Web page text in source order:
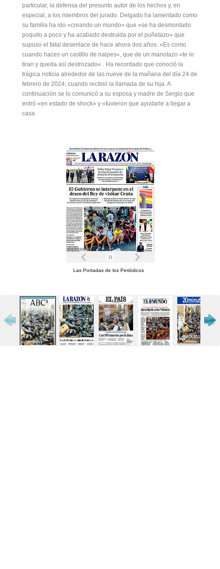
particular, la defensa del presunto autor de los hechos y, en
especial, a los miembros del jurado. Delgado ha lamentado como
su familia ha ido «creando un mundo» que «se ha desmontado
poquito a poco y ha acabado destruida por el puñetazo» que
supuso el fatal desenlace de hace ahora dos años. «Es como
cuando haces un castillo de naipes», que de un manotazo «te lo
tiran y queda así destrozado« . Ha recordado que conoció la
trágica noticia alrededor de las nueve de la mañana del día 24 de
febrero de 2024, cuando recibió la llamada de su hija. A
continuación se lo comunicó a su esposa y madre de Sergio que
entró «en estado de shock» y «tuvieron que ayudarle a llegar a
casa
Las Portadas de los Periódicos